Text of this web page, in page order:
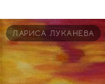
ЛАРИСА ЛУКАНЕВА